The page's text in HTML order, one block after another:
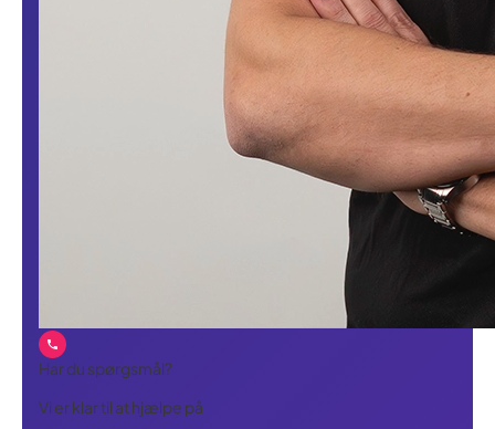
Har du spørgsmål?
Vi er klar til at hjælpe på